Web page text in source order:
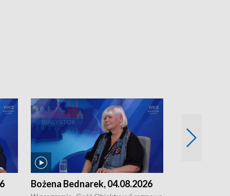
Bożena Bednarek, 04.08.2026